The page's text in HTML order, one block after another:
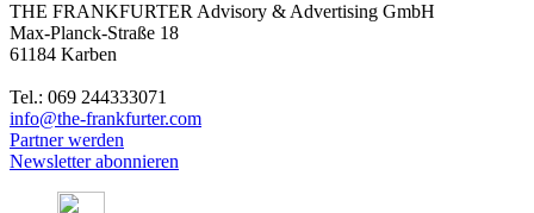
THE FRANKFURTER Advisory & Advertising GmbH
Max-Planck-Straße 18
61184 Karben
Tel.: 069 244333071
info@the-frankfurter.com
Partner werden
Newsletter abonnieren